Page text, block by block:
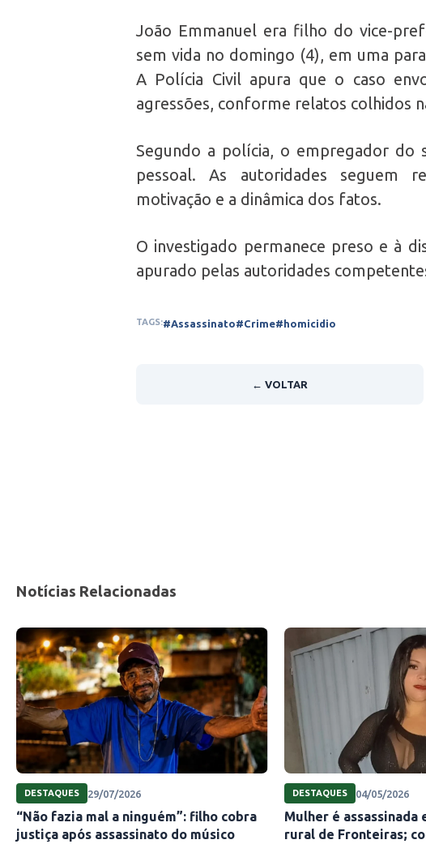
João Emmanuel era filho do vice-
sem vida no domingo (4), em uma
A Polícia Civil apura que o caso
agressões, conforme relatos colhidos
Segundo a polícia, o empregador
pessoal. As autoridades seguem
motivação e a dinâmica dos fatos.
O investigado permanece preso e à
apurado pelas autoridades
TAGS:#Assassinato#Crime#homicidio
← VOLTAR
Notícias Relacionadas
DESTAQUES 29/07/2026
“Não fazia mal a ninguém”: filho cobra
justiça após assassinato do músico
DESTAQUES 04/05/2026
Mulher é assassinada
rural de Fronteiras;